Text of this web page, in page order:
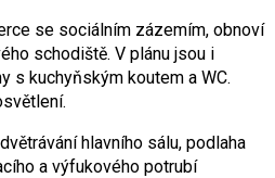
se sociálním zázemím, obnoví
schodiště. V plánu jsou i
s kuchyňským koutem a WC.
hlavního sálu, podlaha
a výfukového potrubí